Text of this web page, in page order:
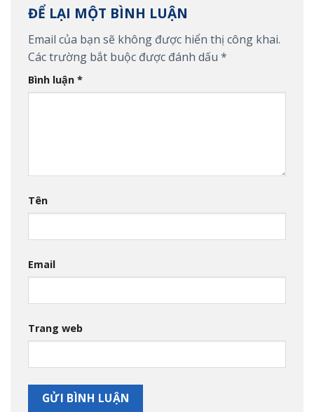
ĐỂ LẠI MỘT BÌNH LUẬN
Email của bạn sẽ không được hiển thị công khai.
Các trường bắt buộc được đánh dấu *
Bình luận *
Tên
Email
Trang web